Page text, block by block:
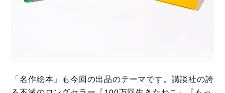
「名作絵本」も今回の出品のテーマです。講談社の誇